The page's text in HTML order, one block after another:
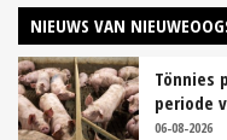
NIEUWS VAN
Tönnies
periode
06-08-2026